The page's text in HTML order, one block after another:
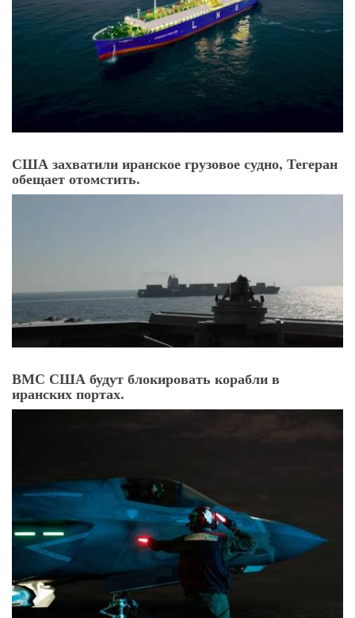
США захватили иранское грузовое судно, Тегеран
обещает отомстить.
ВМС США будут блокировать корабли в
иранских портах.